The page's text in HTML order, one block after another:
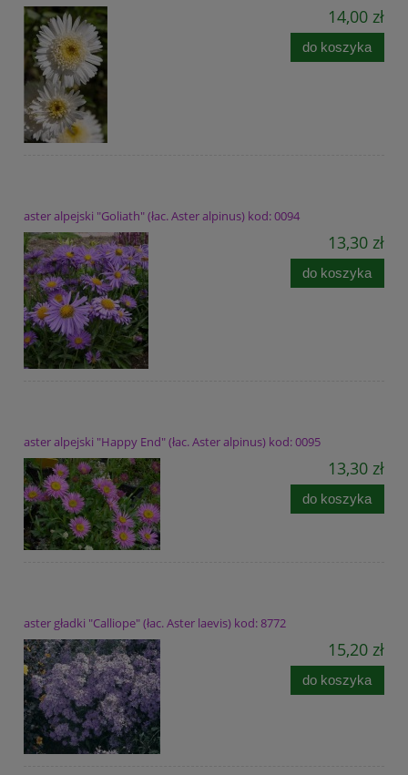
14,00 zł
do koszyka
aster alpejski "Goliath" (łac. Aster alpinus) kod: 0094
13,30 zł
do koszyka
aster alpejski "Happy End" (łac. Aster alpinus) kod: 0095
13,30 zł
do koszyka
aster gładki "Calliope" (łac. Aster laevis) kod: 8772
15,20 zł
do koszyka